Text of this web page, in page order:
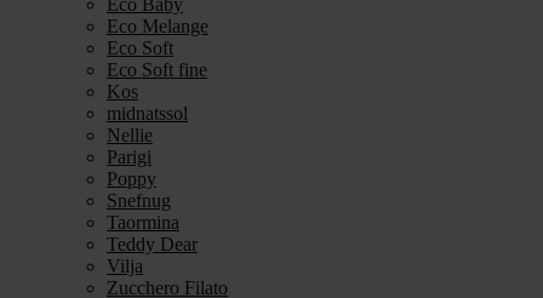
Eco Baby
Eco Melange
Eco Soft
Eco Soft fine
Kos
midnatssol
Nellie
Parigi
Poppy
Snefnug
Taormina
Teddy Dear
Vilja
Zucchero Filato